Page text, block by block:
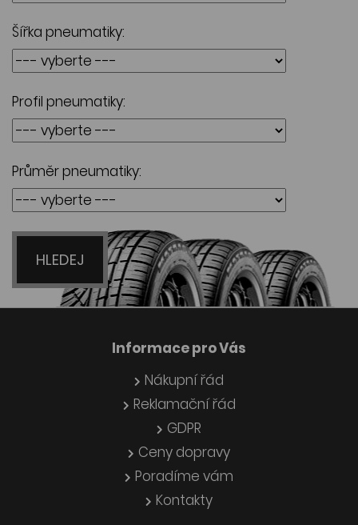
Šířka pneumatiky:
Profil pneumatiky:
Průměr pneumatiky:
HLEDEJ
Informace pro Vás
Nákupní řád
Reklamační řád
GDPR
Ceny dopravy
Poradíme vám
Kontakty